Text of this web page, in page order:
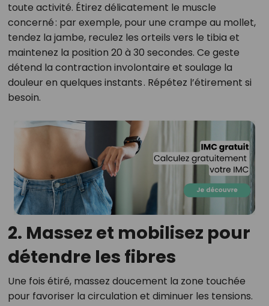
toute activité. Étirez délicatement le muscle
concerné : par exemple, pour une crampe au mollet,
tendez la jambe, reculez les orteils vers le tibia et
maintenez la position 20 à 30 secondes. Ce geste
détend la contraction involontaire et soulage la
douleur en quelques instants. Répétez l’étirement si
besoin.
2. Massez et mobilisez pour
détendre les fibres
Une fois étiré, massez doucement la zone touchée
pour favoriser la circulation et diminuer les tensions.